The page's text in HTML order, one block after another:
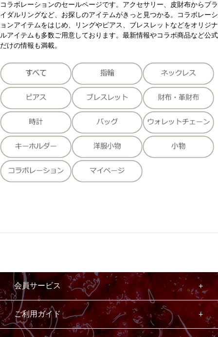
コラボレーションのセールページです。アクセサリー、皮財布からブラ
イダルリングなど、お探しのアイテムがきっと見つかる。コラボレーシ
ョンアイテムをはじめ、リングやピアス、ブレスレットなどをオリジナ
ルアイテムも多数ご用意しております。最新情報やコラボ商品など公式
だけの情報も満載。
会員サービス
ご利用ガイド